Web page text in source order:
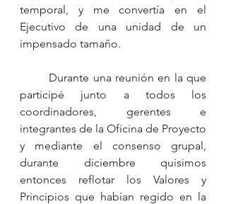
temporal, y me convertía en el
Ejecutivo de una unidad de un
impensado tamaño.
participé junto a todos los
coordinadores, gerentes e
integrantes de la Oficina de Proyecto
y mediante el consenso grupal,
durante diciembre quisimos
entonces reflotar los Valores y
Principios que habían regido en la